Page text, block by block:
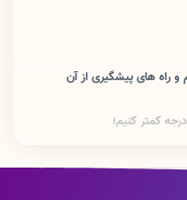
و راه های پیشگیری از آن
کمتر کنیم؛
رایگان